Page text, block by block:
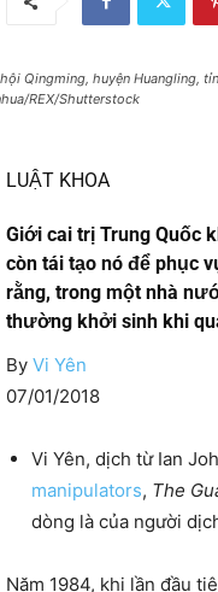
Qingming, huyện Huangling,
REX/Shutterstock
LUẬT KHOA
Giới cai trị Trung Quốc
còn tái tạo nó để phục
rằng, trong một nhà
thường khởi sinh khi
By Vi Yên
07/01/2018
Vi Yên, dịch từ Ian
manipulators, The
dòng là của người
Năm 1984, khi lần đầu